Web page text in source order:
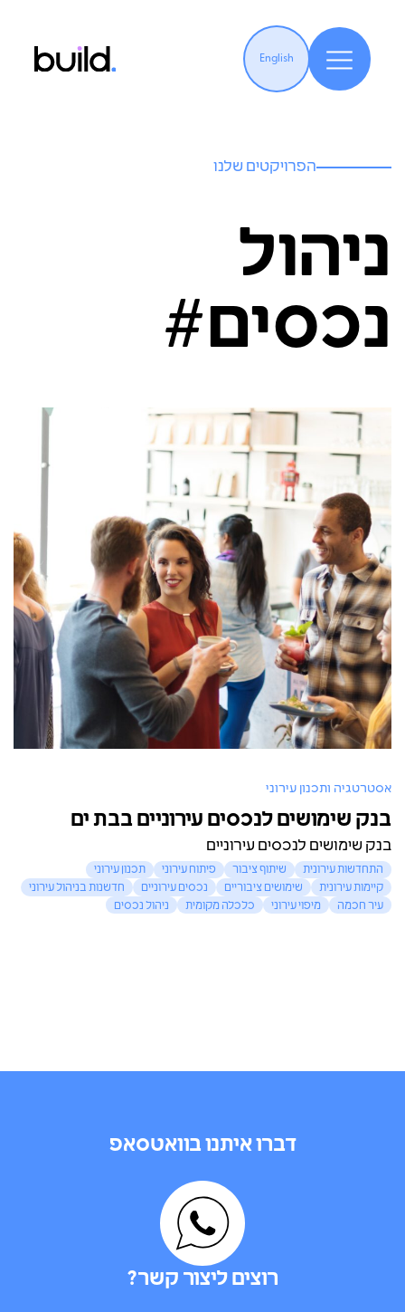
English
הפרויקטים שלנו
ניהול
נכסים#
אסטרטגיה ותכנון עירוני
בנק שימושים לנכסים עירוניים בבת ים
בנק שימושים לנכסים עירוניים
התחדשות עירונית שיתוף ציבור פיתוח עירוני
תכנון עירוני
קיימות עירונית
שימושים ציבוריים נכסים עירוניים
חדשנות בניהול עירוני
עיר חכמה
מיפוי עירוני כלכלה מקומית ניהול נכסים
דברו איתנו בוואטסאפ
רוצים ליצור קשר?